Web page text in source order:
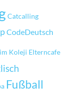
Catcalling
CodeDeutsch
Koleji Elterncafe
Fußball